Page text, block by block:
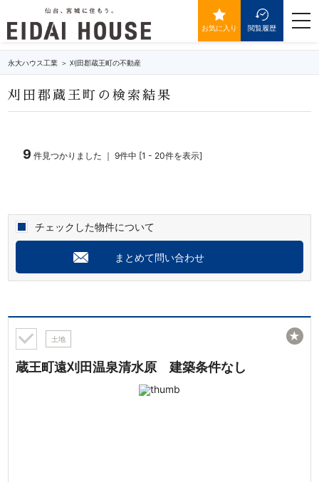
お気に入り 閲覧履歴
永大ハウス工業 刈田郡蔵王町の不動産
刈田郡蔵王町の検索結果
9 件見つかりました ｜ 9件中 [1 - 20件を表示]
チェックした物件について
まとめて問い合わせ
土地
蔵王町遠刈田温泉清水原 建築条件なし
★